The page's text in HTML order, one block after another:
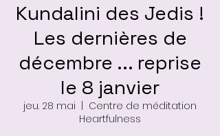
Kundalini des Jedis !
Les dernières de
décembre ... reprise
le 8 janvier
jeu. 28 mai
Centre de méditation
Heartfulness